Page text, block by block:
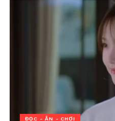
Chia sẻ với
Trong một gia
bảo vệ của
trọng. Chị B cần
chồng những
qua, thay vì chỉ
Bài học dành
ĐỌC - ĂN - CHƠI